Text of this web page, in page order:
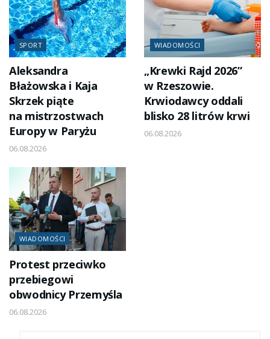
SPORT
Aleksandra
Błażowska i Kaja
Skrzek piąte
na mistrzostwach
Europy w Paryżu
06.08.2026
WIADOMOŚCI
„Krewki Rajd 2026”
w Rzeszowie.
Krwiodawcy oddali
blisko 28 litrów krwi
06.08.2026
WIADOMOŚCI
Protest przeciwko
przebiegowi
obwodnicy Przemyśla
06.08.2026